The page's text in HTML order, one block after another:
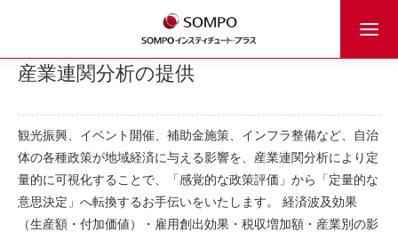
産業連関分析の提供
観光振興、イベント開催、補助金施策、インフラ整備など、自治
体の各種政策が地域経済に与える影響を、産業連関分析により定
量的に可視化することで、「感覚的な政策評価」から「定量的な
意思決定」へ転換するお手伝いをいたします。 経済波及効果
（生産額・付加価値）・雇用創出効果・税収増加額・産業別の影